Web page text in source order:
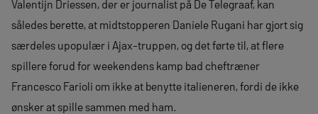
Valentijn Driessen, der er journalist på De Telegraaf, kan
således berette, at midtstopperen Daniele Rugani har gjort sig
særdeles upopulær i Ajax-truppen, og det førte til, at flere
spillere forud for weekendens kamp bad cheftræner
Francesco Farioli om ikke at benytte italieneren, fordi de ikke
ønsker at spille sammen med ham.